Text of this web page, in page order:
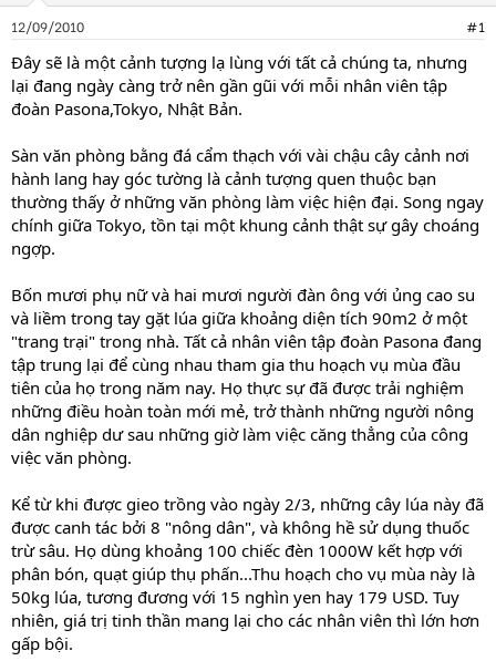
12/09/2010 #1
Đây sẽ là một cảnh tượng lạ lùng với tất cả chúng ta, nhưng
lại đang ngày càng trở nên gần gũi với mỗi nhân viên tập
đoàn Pasona,Tokyo, Nhật Bản.
Sàn văn phòng bằng đá cẩm thạch với vài chậu cây cảnh nơi
hành lang hay góc tường là cảnh tượng quen thuộc bạn
thường thấy ở những văn phòng làm việc hiện đại. Song ngay
chính giữa Tokyo, tồn tại một khung cảnh thật sự gây choáng
ngợp.
Bốn mươi phụ nữ và hai mươi người đàn ông với ủng cao su
và liềm trong tay gặt lúa giữa khoảng diện tích 90m2 ở một
"trang trại" trong nhà. Tất cả nhân viên tập đoàn Pasona đang
tập trung lại để cùng nhau tham gia thu hoạch vụ mùa đầu
tiên của họ trong năm nay. Họ thực sự đã được trải nghiệm
những điều hoàn toàn mới mẻ, trở thành những người nông
dân nghiệp dư sau những giờ làm việc căng thẳng của công
việc văn phòng.
Kể từ khi được gieo trồng vào ngày 2/3, những cây lúa này đã
được canh tác bởi 8 "nông dân", và không hề sử dụng thuốc
trừ sâu. Họ dùng khoảng 100 chiếc đèn 1000W kết hợp với
phân bón, quạt giúp thụ phấn...Thu hoạch cho vụ mùa này là
50kg lúa, tương đương với 15 nghìn yen hay 179 USD. Tuy
nhiên, giá trị tinh thần mang lại cho các nhân viên thì lớn hơn
gấp bội.